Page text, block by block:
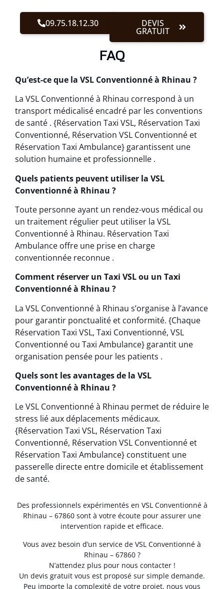
09.75.18.12.30 DEVIS
GRATUIT
FAQ
Qu’est-ce que la VSL Conventionné à Rhinau ?
La VSL Conventionné à Rhinau correspond à un
transport médicalisé encadré par les conventions
de santé . {Réservation Taxi VSL, Réservation Taxi
Conventionné, Réservation VSL Conventionné et
Réservation Taxi Ambulance} garantissent une
solution humaine et professionnelle .
Quels patients peuvent utiliser la VSL
Conventionné à Rhinau ?
Toute personne ayant un rendez-vous médical ou
un traitement régulier peut utiliser la VSL
Conventionné à Rhinau. Réservation Taxi
Ambulance offre une prise en charge
conventionnée reconnue .
Comment réserver un Taxi VSL ou un Taxi
Conventionné à Rhinau ?
La VSL Conventionné à Rhinau s’organise à l’avance
pour garantir ponctualité et conformité. {Chaque
Réservation Taxi VSL, Taxi Conventionné, VSL
Conventionné ou Taxi Ambulance} garantit une
organisation pensée pour les patients .
Quels sont les avantages de la VSL
Conventionné à Rhinau ?
Le VSL Conventionné à Rhinau permet de réduire le
stress lié aux déplacements médicaux.
{Réservation Taxi VSL, Réservation Taxi
Conventionné, Réservation VSL Conventionné et
Réservation Taxi Ambulance} constituent une
passerelle directe entre domicile et établissement
de santé.
Des professionnels expérimentés en VSL Conventionné à
Rhinau – 67860 sont à votre écoute pour assurer une
intervention rapide et efficace.
Vous avez besoin d’un service de VSL Conventionné à
Rhinau – 67860 ?
N’attendez plus pour nous contacter !
Un devis gratuit vous est proposé sur simple demande.
Peu importe la complexité de votre projet, nous vous